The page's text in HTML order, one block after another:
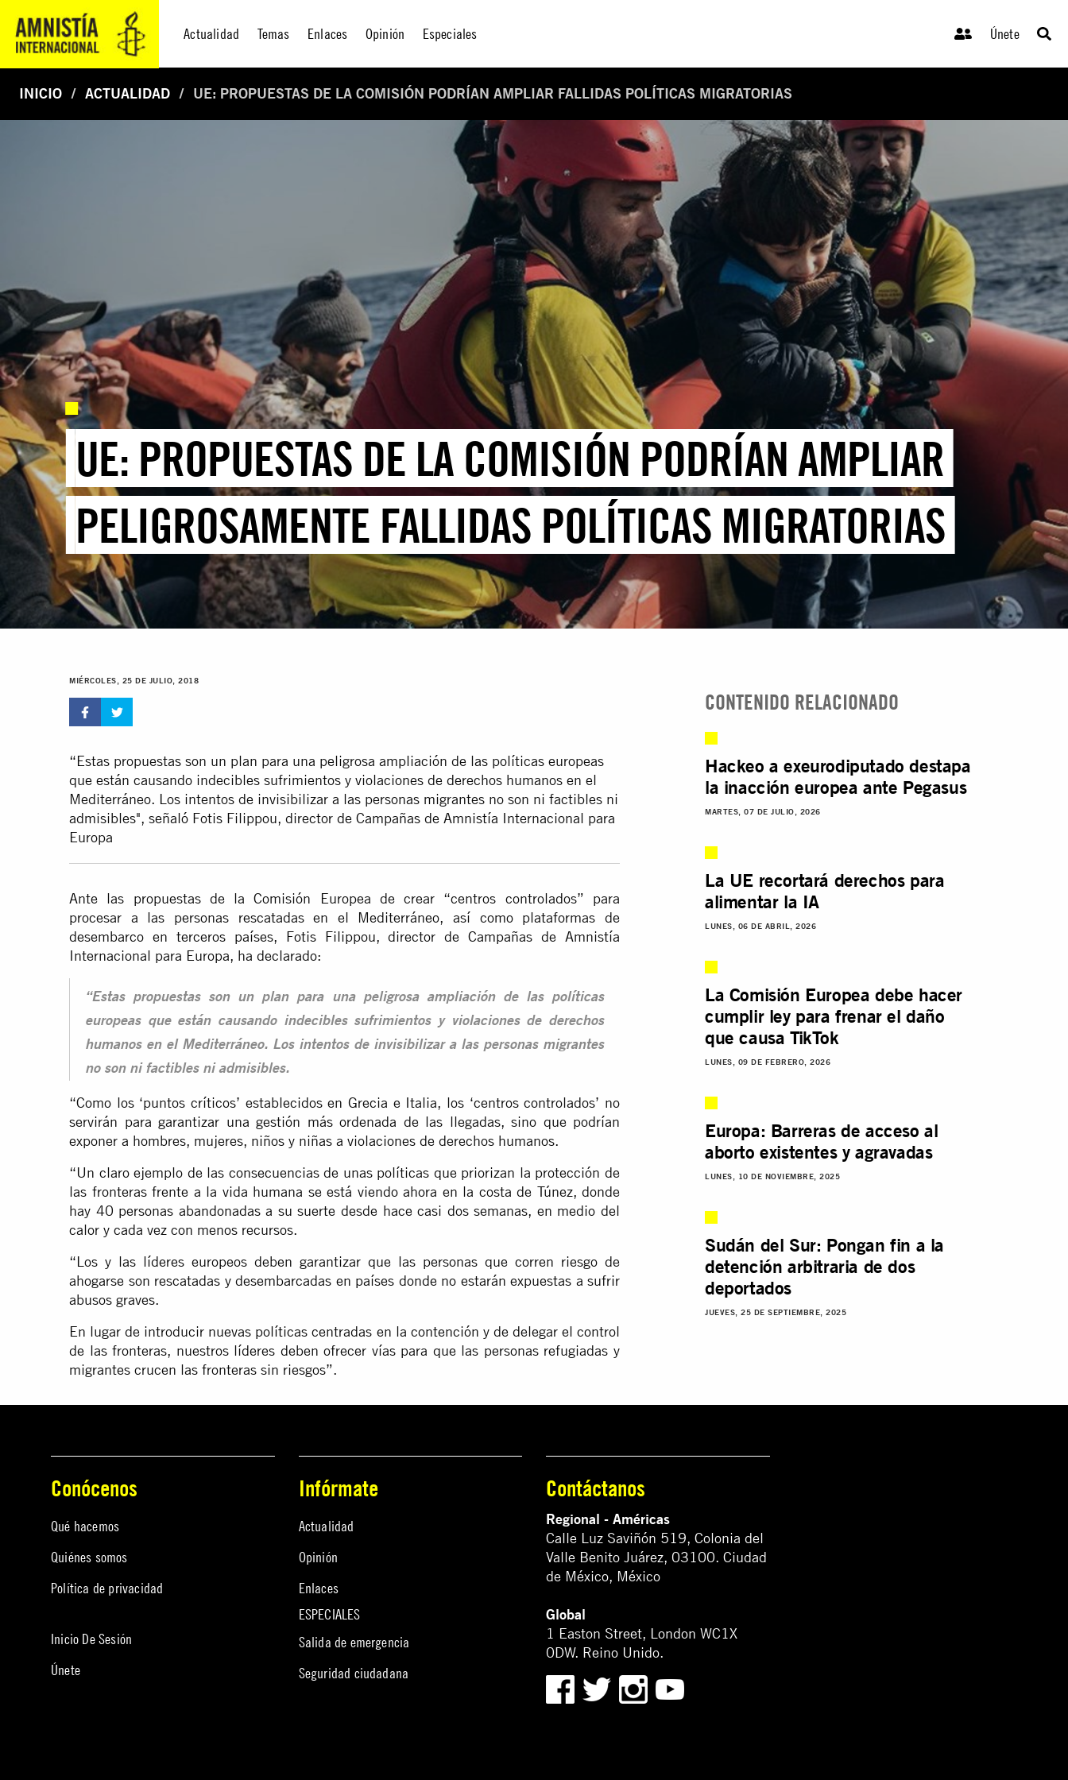
Actualidad Temas Enlaces Opinión Especiales Únete
INICIO ACTUALIDAD UE: PROPUESTAS DE LA COMISIÓN PODRÍAN AMPLIAR FALLIDAS POLÍTICAS MIGRATORIAS
UE: PROPUESTAS DE LA COMISIÓN PODRÍAN AMPLIAR
PELIGROSAMENTE FALLIDAS POLÍTICAS MIGRATORIAS
MIÉRCOLES, 25 DE JULIO, 2018
“Estas propuestas son un plan para una peligrosa ampliación de las políticas europeas
que están causando indecibles sufrimientos y violaciones de derechos humanos en el
Mediterráneo. Los intentos de invisibilizar a las personas migrantes no son ni factibles ni
admisibles", señaló Fotis Filippou, director de Campañas de Amnistía Internacional para
Europa
Ante las propuestas de la Comisión Europea de crear “centros controlados” para
procesar a las personas rescatadas en el Mediterráneo, así como plataformas de
desembarco en terceros países, Fotis Filippou, director de Campañas de Amnistía
Internacional para Europa, ha declarado:
“Estas propuestas son un plan para una peligrosa ampliación de las políticas
europeas que están causando indecibles sufrimientos y violaciones de derechos
humanos en el Mediterráneo. Los intentos de invisibilizar a las personas migrantes
no son ni factibles ni admisibles.
“Como los ‘puntos críticos’ establecidos en Grecia e Italia, los ‘centros controlados’ no
servirán para garantizar una gestión más ordenada de las llegadas, sino que podrían
exponer a hombres, mujeres, niños y niñas a violaciones de derechos humanos.
“Un claro ejemplo de las consecuencias de unas políticas que priorizan la protección de
las fronteras frente a la vida humana se está viendo ahora en la costa de Túnez, donde
hay 40 personas abandonadas a su suerte desde hace casi dos semanas, en medio del
calor y cada vez con menos recursos.
“Los y las líderes europeos deben garantizar que las personas que corren riesgo de
ahogarse son rescatadas y desembarcadas en países donde no estarán expuestas a sufrir
abusos graves.
En lugar de introducir nuevas políticas centradas en la contención y de delegar el control
de las fronteras, nuestros líderes deben ofrecer vías para que las personas refugiadas y
migrantes crucen las fronteras sin riesgos”.
CONTENIDO RELACIONADO
Hackeo a exeurodiputado destapa
la inacción europea ante Pegasus
MARTES, 07 DE JULIO, 2026
La UE recortará derechos para
alimentar la IA
LUNES, 06 DE ABRIL, 2026
La Comisión Europea debe hacer
cumplir ley para frenar el daño
que causa TikTok
LUNES, 09 DE FEBRERO, 2026
Europa: Barreras de acceso al
aborto existentes y agravadas
LUNES, 10 DE NOVIEMBRE, 2025
Sudán del Sur: Pongan fin a la
detención arbitraria de dos
deportados
JUEVES, 25 DE SEPTIEMBRE, 2025
Conócenos
Qué hacemos
Quiénes somos
Política de privacidad
Inicio De Sesión
Únete
Infórmate
Actualidad
Opinión
Enlaces
ESPECIALES
Salida de emergencia
Seguridad ciudadana
Contáctanos
Regional - Américas
Calle Luz Saviñón 519, Colonia del
Valle Benito Juárez, 03100. Ciudad
de México, México
Global
1 Easton Street, London WC1X
0DW. Reino Unido.